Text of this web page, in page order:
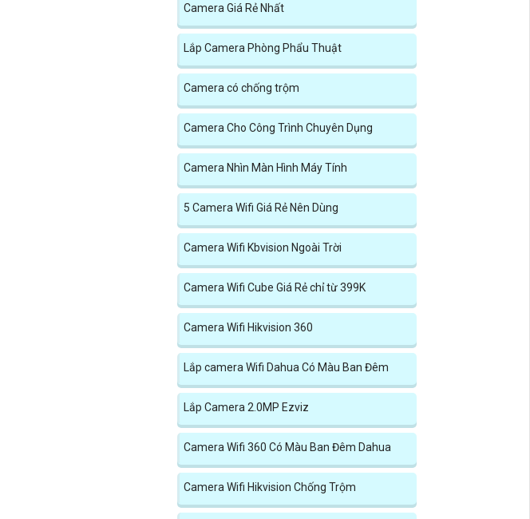
Camera Giá Rẻ Nhất
Lắp Camera Phòng Phẩu Thuật
Camera có chống trộm
Camera Cho Công Trình Chuyên Dụng
Camera Nhìn Màn Hình Máy Tính
5 Camera Wifi Giá Rẻ Nên Dùng
Camera Wifi Kbvision Ngoài Trời
Camera Wifi Cube Giá Rẻ chỉ từ 399K
Camera Wifi Hikvision 360
Lắp camera Wifi Dahua Có Màu Ban Đêm
Lắp Camera 2.0MP Ezviz
Camera Wifi 360 Có Màu Ban Đêm Dahua
Camera Wifi Hikvision Chống Trộm